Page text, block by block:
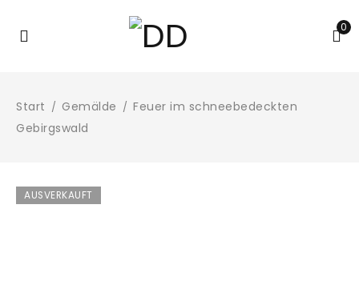
0
Start / Gemälde / Feuer im schneebedeckten
Gebirgswald
AUSVERKAUFT